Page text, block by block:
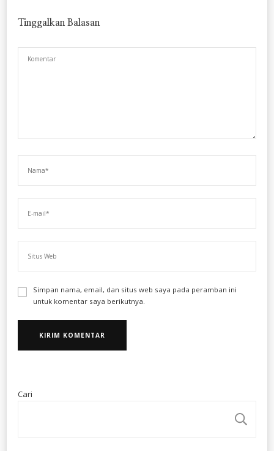
Tinggalkan Balasan
Simpan nama, email, dan situs web saya pada peramban ini
untuk komentar saya berikutnya.
Cari